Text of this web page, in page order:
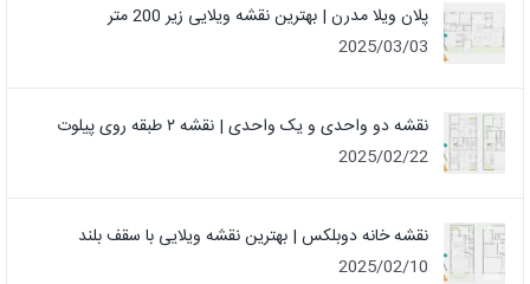
پلان ویلا مدرن | بهترین نقشه ویلایی زیر 200 متر
2025/03/03
نقشه دو واحدی و یک واحدی | نقشه ۲ طبقه روی پیلوت
2025/02/22
نقشه خانه دوبلکس | بهترین نقشه ویلایی با سقف بلند
2025/02/10